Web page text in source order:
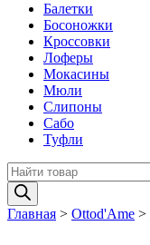
Балетки
Босоножки
Кроссовки
Лоферы
Мокасины
Мюли
Слипоны
Сабо
Туфли
Поиск
товаров
Главная > Ottod'Ame >